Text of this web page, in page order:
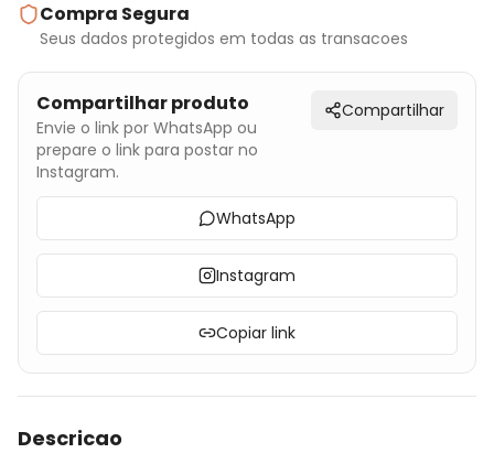
Compra Segura
Seus dados protegidos em todas as transacoes
Compartilhar produto
Envie o link por WhatsApp ou
prepare o link para postar no
Instagram.
Compartilhar
WhatsApp
Instagram
Copiar link
Descricao